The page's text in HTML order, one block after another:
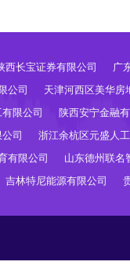
西长宝证券有限公司 广
公司 天津河西区美华房
限公司 陕西安宁金融
司 浙江余杭区元盛人
有限公司 山东德州联名
吉林特尼能源有限公司